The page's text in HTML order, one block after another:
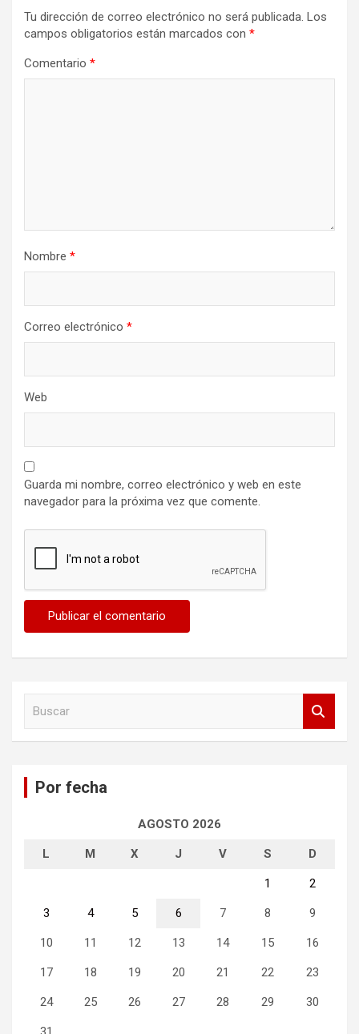
Tu dirección de correo electrónico no será publicada. Los
campos obligatorios están marcados con *
Comentario *
Nombre *
Correo electrónico *
Web
Guarda mi nombre, correo electrónico y web en este
navegador para la próxima vez que comente.
Por fecha
AGOSTO 2026
L M X J V S D
1 2
3 4 5 6 7 8 9
10 11 12 13 14 15 16
17 18 19 20 21 22 23
24 25 26 27 28 29 30